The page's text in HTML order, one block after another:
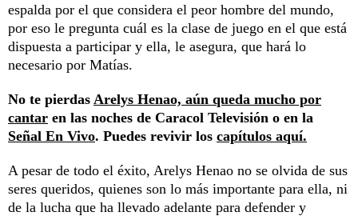
espalda por el que considera el peor hombre del mundo,
por eso le pregunta cuál es la clase de juego en el que está
dispuesta a participar y ella, le asegura, que hará lo
necesario por Matías.
No te pierdas Arelys Henao, aún queda mucho por
cantar en las noches de Caracol Televisión o en la
Señal En Vivo. Puedes revivir los capítulos aquí.
A pesar de todo el éxito, Arelys Henao no se olvida de sus
seres queridos, quienes son lo más importante para ella, ni
de la lucha que ha llevado adelante para defender y